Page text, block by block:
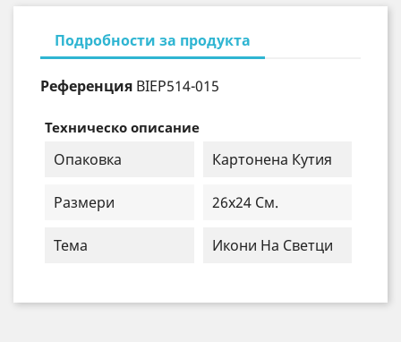
Подробности за продукта
Референция BIEP514-015
Техническо описание
Опаковка Картонена Кутия
Размери 26x24 См.
Тема Икони На Светци